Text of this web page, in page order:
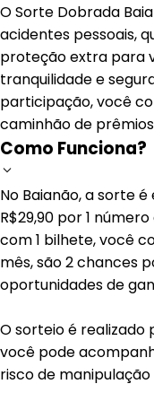
O Sorte Dobrada
acidentes pessoais,
proteção extra para
tranquilidade e
participação, você
caminhão de
Como Funciona?
No Baianão, a sorte
R$29,90 por 1
com 1 bilhete, você
mês, são 2 chances
oportunidades de
O sorteio é realizado
você pode
risco de